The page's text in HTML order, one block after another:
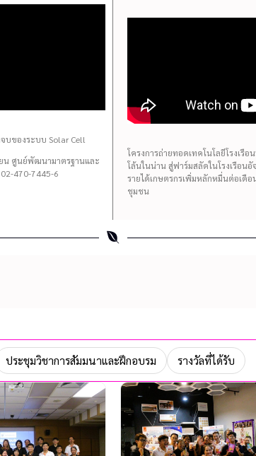
บของระบบ Solar Cell
น ศูนย์พัฒนามาตรฐานและ
02-470-7445-6
โครงการถ่ายทอดเทคโนโลยีโรงเ
โล้นในน่าน สู่ฟาร์มสลัดในโรงเรือน
รายได้เกษตรกรเพิ่มหลักหมื่นต่อเดื
ชุมชน
ประชุมวิชาการสัมมนาและฝึกอบรม รางวัลที่ได้รับ